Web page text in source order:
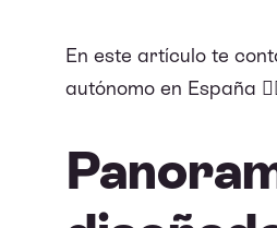
En este artículo te
autónomo en España